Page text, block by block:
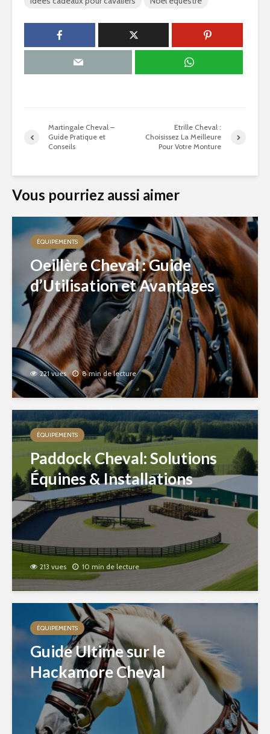
Martingale Cheval –
Guide Pratique et
Conseils
Etrille Cheval :
Choisissez La Meilleure
Pour Votre Monture
Vous pourriez aussi aimer
ÉQUIPEMENTS
Oeillère Cheval : Guide
d’Utilisation et Avantages
221 vues 8 min de lecture
ÉQUIPEMENTS
Paddock Cheval: Solutions
Équines & Installations
213 vues 10 min de lecture
ÉQUIPEMENTS
Guide Ultime sur le
Hackamore Cheval